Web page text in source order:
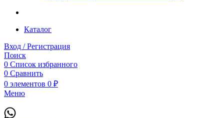
Каталог
Вход / Регистрация
Поиск
0 Список избранного
0 Сравнить
0 элементов 0 ₽
Меню